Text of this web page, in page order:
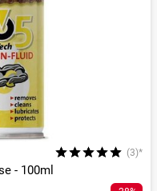
(3)*
- 100ml